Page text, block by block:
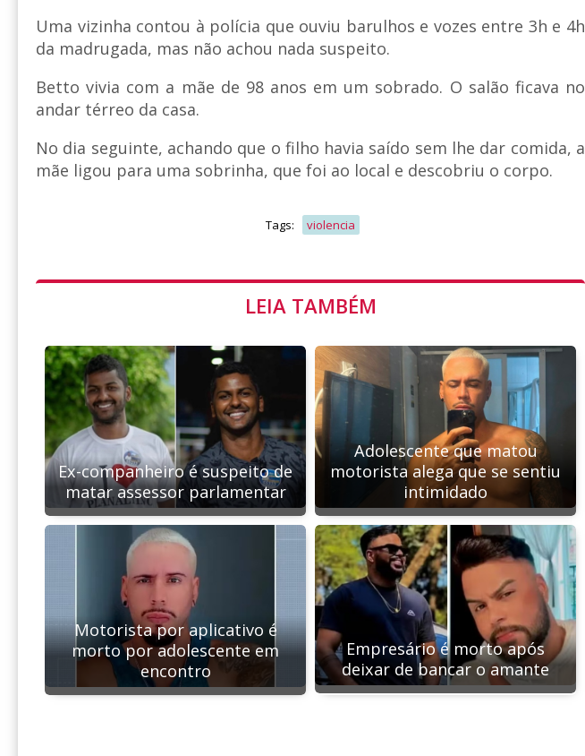
Uma vizinha contou à polícia que ouviu barulhos e vozes entre 3h e 4h
da madrugada, mas não achou nada suspeito.
Betto vivia com a mãe de 98 anos em um sobrado. O salão ficava no
andar térreo da casa.
No dia seguinte, achando que o filho havia saído sem lhe dar comida, a
mãe ligou para uma sobrinha, que foi ao local e descobriu o corpo.
Tags: violencia
LEIA TAMBÉM
Ex-companheiro é suspeito de
matar assessor parlamentar
Adolescente que matou
motorista alega que se sentiu
intimidado
Motorista por aplicativo é
morto por adolescente em
encontro
Empresário é morto após
deixar de bancar o amante